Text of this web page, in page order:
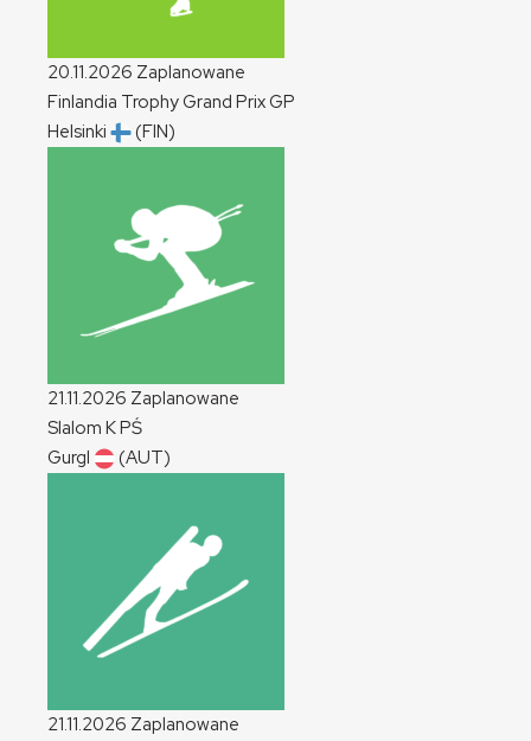
20.11.2026 Zaplanowane
Finlandia Trophy Grand PrixGP
Helsinki
(FIN)
21.11.2026 Zaplanowane
Slalom KPŚ
Gurgl
(AUT)
21.11.2026 Zaplanowane